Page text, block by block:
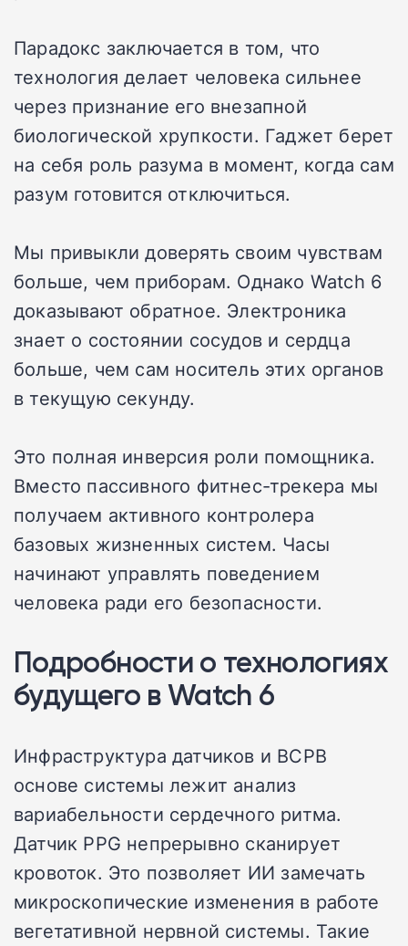
Парадокс заключается в том, что
технология делает человека сильнее
через признание его внезапной
биологической хрупкости. Гаджет берет
на себя роль разума в момент, когда сам
разум готовится отключиться.
Мы привыкли доверять своим чувствам
больше, чем приборам. Однако Watch 6
доказывают обратное. Электроника
знает о состоянии сосудов и сердца
больше, чем сам носитель этих органов
в текущую секунду.
Это полная инверсия роли помощника.
Вместо пассивного фитнес-трекера мы
получаем активного контролера
базовых жизненных систем. Часы
начинают управлять поведением
человека ради его безопасности.
Подробности о технологиях
будущего в Watch 6
Инфраструктура датчиков и ВСРВ
основе системы лежит анализ
вариабельности сердечного ритма.
Датчик PPG непрерывно сканирует
кровоток. Это позволяет ИИ замечать
микроскопические изменения в работе
вегетативной нервной системы. Такие